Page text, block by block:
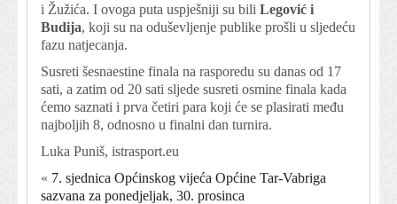
i Žužića. I ovoga puta uspješniji su bili Legović i
Budija, koji su na oduševljenje publike prošli u sljedeću
fazu natjecanja.
Susreti šesnaestine finala na rasporedu su danas od 17
sati, a zatim od 20 sati sljede susreti osmine finala kada
ćemo saznati i prva četiri para koji će se plasirati među
najboljih 8, odnosno u finalni dan turnira.
Luka Puniš, istrasport.eu
« 7. sjednica Općinskog vijeća Općine Tar-Vabriga
sazvana za ponedjeljak, 30. prosinca